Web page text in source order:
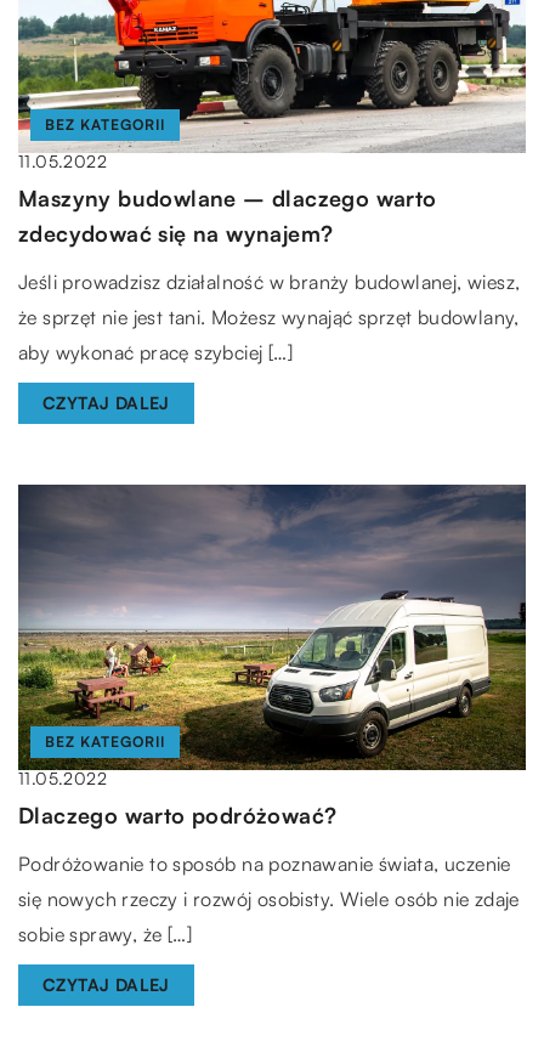
BEZ KATEGORII
11.05.2022
Maszyny budowlane – dlaczego warto
zdecydować się na wynajem?
Jeśli prowadzisz działalność w branży budowlanej, wiesz,
że sprzęt nie jest tani. Możesz wynająć sprzęt budowlany,
aby wykonać pracę szybciej […]
CZYTAJ DALEJ
BEZ KATEGORII
11.05.2022
Dlaczego warto podróżować?
Podróżowanie to sposób na poznawanie świata, uczenie
się nowych rzeczy i rozwój osobisty. Wiele osób nie zdaje
sobie sprawy, że […]
CZYTAJ DALEJ